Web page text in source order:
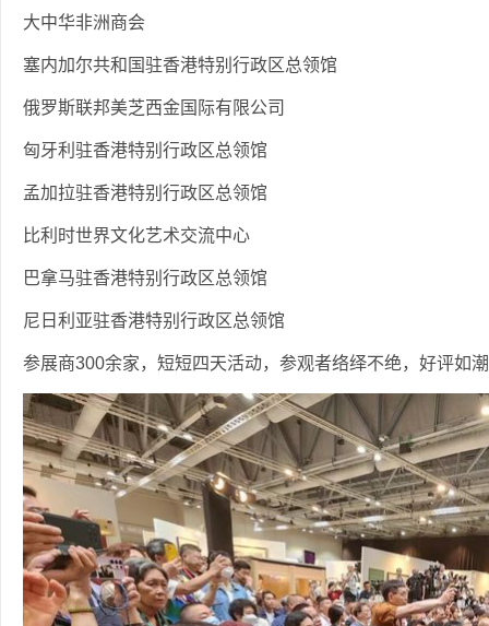
大中华非洲商会
塞内加尔共和国驻香港特别行政区总领馆
俄罗斯联邦美芝西金国际有限公司
匈牙利驻香港特别行政区总领馆
孟加拉驻香港特别行政区总领馆
比利时世界文化艺术交流中心
巴拿马驻香港特别行政区总领馆
尼日利亚驻香港特别行政区总领馆
参展商300余家，短短四天活动，参观者络绎不绝，好评如